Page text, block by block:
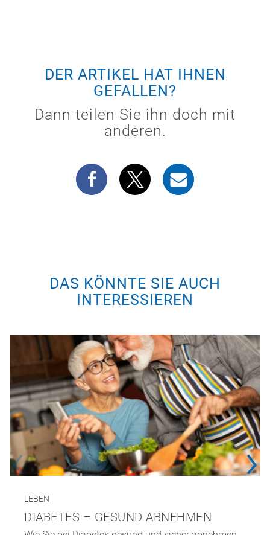
DER ARTIKEL HAT IHNEN
GEFALLEN?
Dann teilen Sie ihn doch mit
anderen.
DAS KÖNNTE SIE AUCH
INTERESSIEREN
LEBEN
DIABETES – GESUND ABNEHMEN